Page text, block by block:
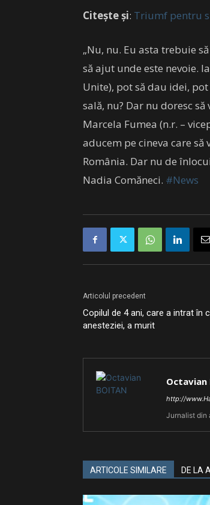
Citește și: Triumf pentru
„Nu, nu. Eu asta trebuie
să ajut unde este nevoie.
Unite), pot să dau idei,
sală, nu? Dar nu doresc
Marcela Fumea (n.r. –
aducem pe cineva care
România. Dar nu de
Nadia Comăneci. #News
Articolul precedent
Copilul de 4 ani, care a intrat în
anesteziei, a murit
Octavian
http://
Jurnalist din
ARTICOLE SIMILARE DE LA